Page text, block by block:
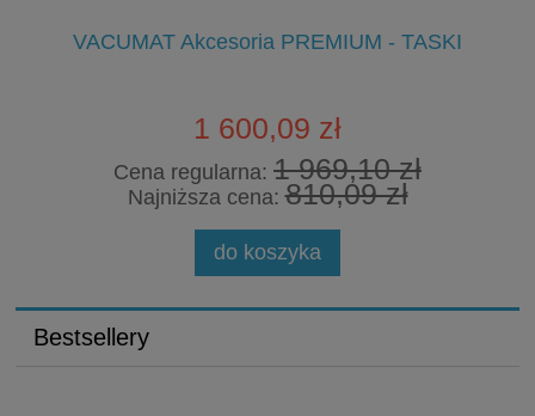
VACUMAT Akcesoria PREMIUM - TASKI
1 600,09 zł
Cena regularna: 1 969,10 zł
Najniższa cena:810,09 zł
do koszyka
Bestsellery